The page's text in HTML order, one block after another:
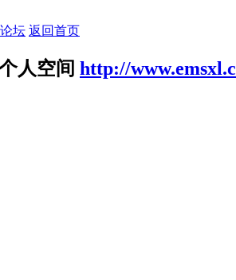
坛 返回首页
人空间 http://